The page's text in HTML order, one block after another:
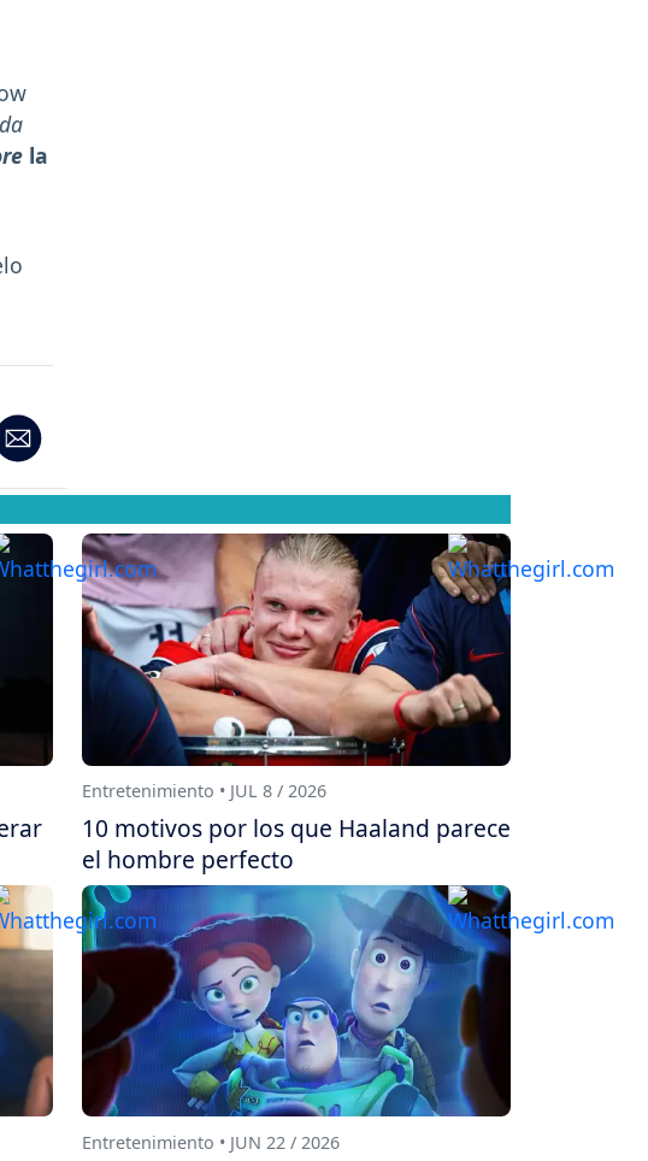
la
Entretenimiento • JUL 8 / 2026
10 motivos por los que Haaland parece
el hombre perfecto
Entretenimiento • JUN 22 / 2026